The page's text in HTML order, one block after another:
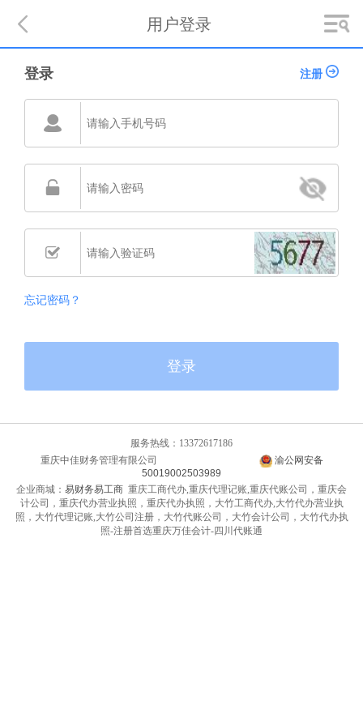
 用户登录
登录 注册
󰅎


忘记密码？
登录
服务热线：13372617186
重庆中佳财务管理有限公司
渝公网安备
50019002503989
企业商城： 易财务易工商 重庆工商代办,重庆代理记账,重庆代账公司，重庆会
计公司，重庆代办营业执照，重庆代办执照，大竹工商代办,大竹代办营业执
照，大竹代理记账,大竹公司注册，大竹代账公司，大竹会计公司，大竹代办执
照-注册首选重庆万佳会计-四川代账通